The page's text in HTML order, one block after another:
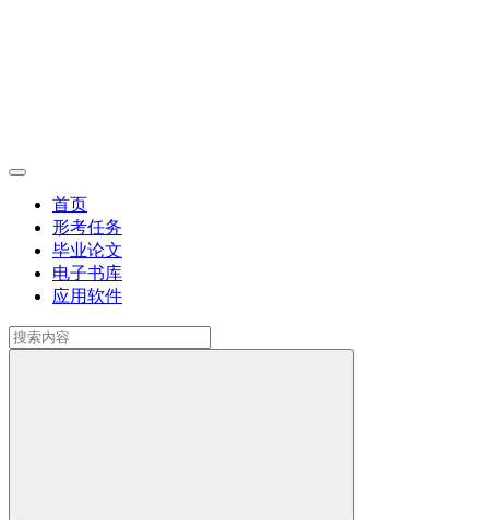
首页
形考任务
毕业论文
电子书库
应用软件